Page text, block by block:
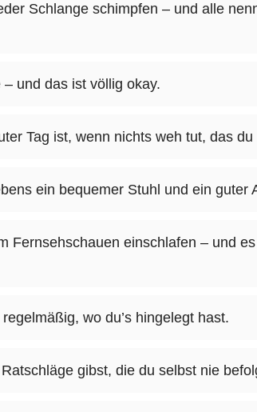
Schlange schimpfen – und alle
und das ist völlig okay.
Tag ist, wenn nichts weh tut, das du
ein bequemer Stuhl und ein guter
Fernsehschauen einschlafen – und
wo du’s hingelegt hast.
gibst, die du selbst nie